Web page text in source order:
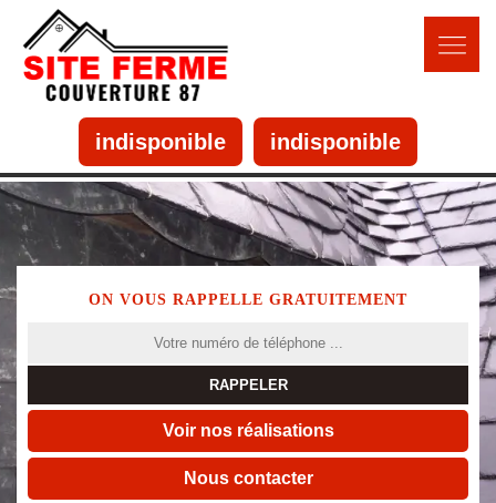
indisponible indisponible
ON VOUS RAPPELLE GRATUITEMENT
Voir nos réalisations
Nous contacter